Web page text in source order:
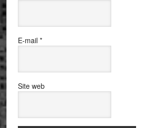
E-mail *
Site web